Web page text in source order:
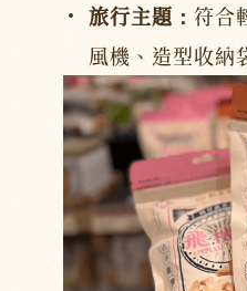
旅行主題： 符合
風機、造型收納